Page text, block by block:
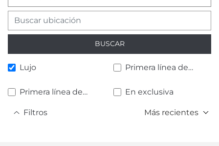
BUSCAR
Lujo
Primera línea de
Primera línea de
En exclusiva
Filtros Más recientes